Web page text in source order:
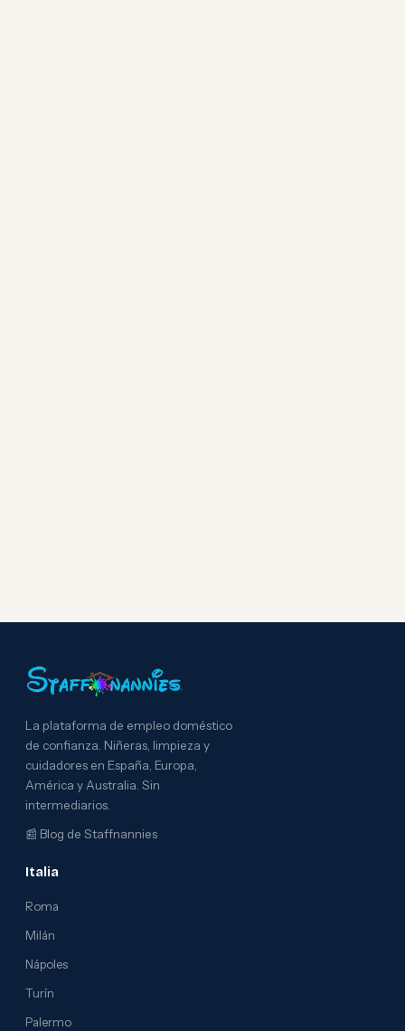
La plataforma de empleo doméstico
de confianza. Niñeras, limpieza y
cuidadores en España, Europa,
América y Australia. Sin
intermediarios.
📰 Blog de Staffnannies
Italia
Roma
Milán
Nápoles
Turín
Palermo